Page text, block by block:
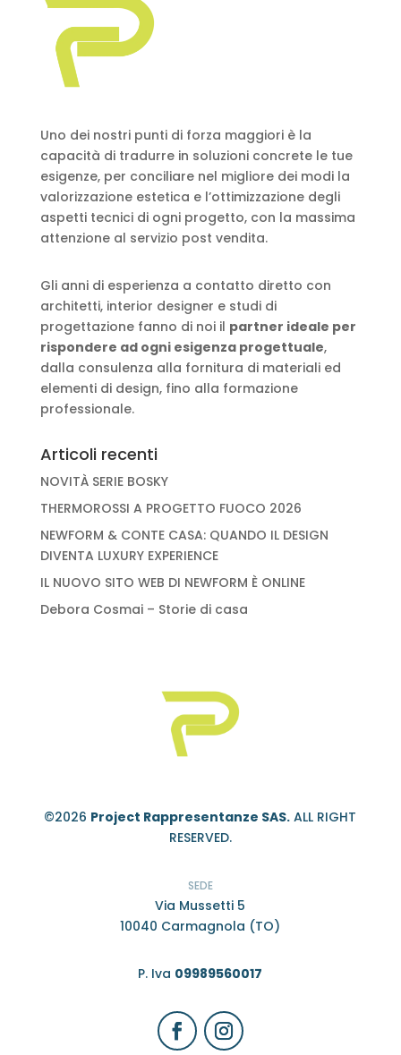
Uno dei nostri punti di forza maggiori è la
capacità di tradurre in soluzioni concrete le tue
esigenze, per conciliare nel migliore dei modi la
valorizzazione estetica e l’ottimizzazione degli
aspetti tecnici di ogni progetto, con la massima
attenzione al servizio post vendita.
Gli anni di esperienza a contatto diretto con
architetti, interior designer e studi di
progettazione fanno di noi il partner ideale per
rispondere ad ogni esigenza progettuale,
dalla consulenza alla fornitura di materiali ed
elementi di design, fino alla formazione
professionale.
Articoli recenti
NOVITÀ SERIE BOSKY
THERMOROSSI A PROGETTO FUOCO 2026
NEWFORM & CONTE CASA: QUANDO IL DESIGN
DIVENTA LUXURY EXPERIENCE
IL NUOVO SITO WEB DI NEWFORM È ONLINE
Debora Cosmai – Storie di casa
©2026 Project Rappresentanze SAS. ALL RIGHT
RESERVED.
SEDE
Via Mussetti 5
10040 Carmagnola (TO)
P. Iva 09989560017